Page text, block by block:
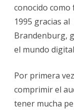
conocido como
1995 gracias
Brandenburg,
el mundo
Por primera
comprimir el
tener mucha